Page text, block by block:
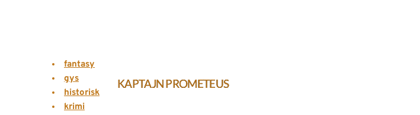
fantasy
gys
historisk
krimi
KAPTAJN PROMETEUS